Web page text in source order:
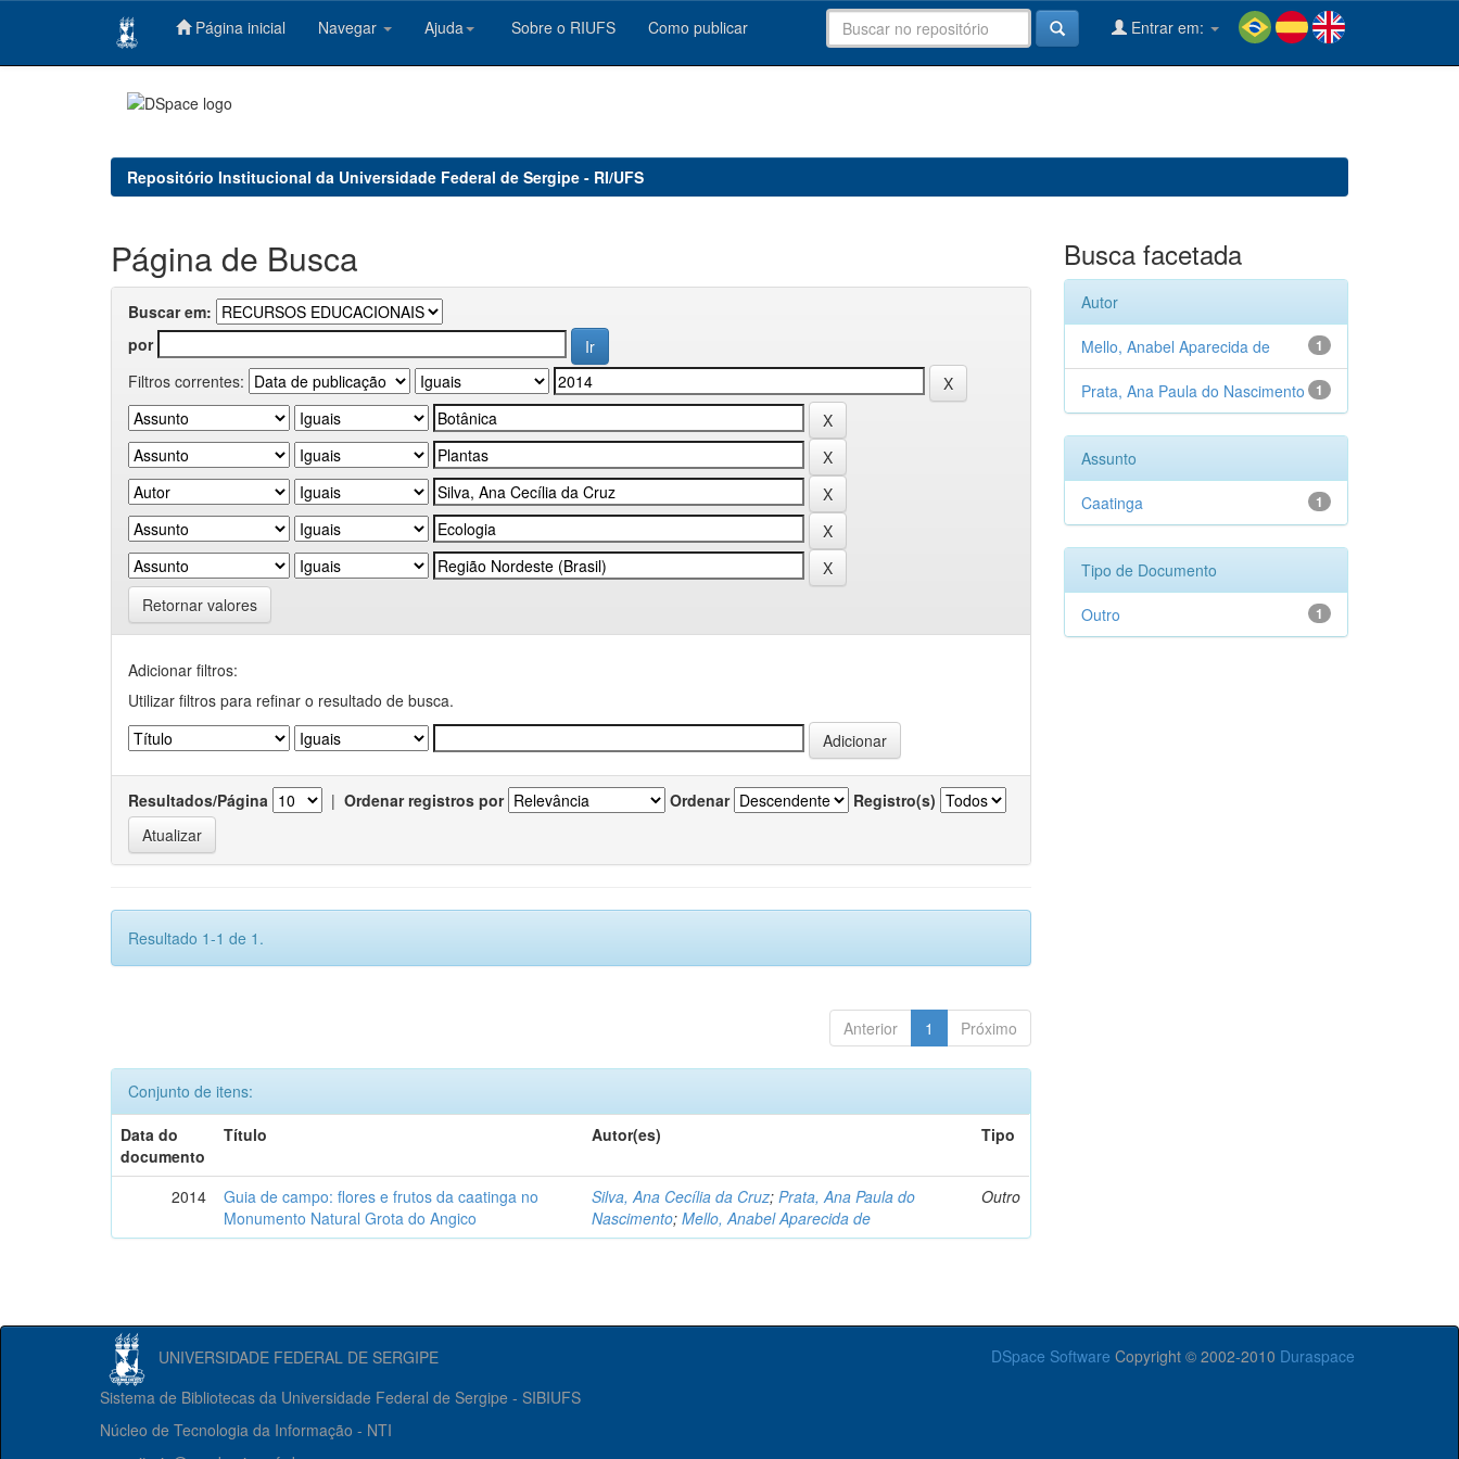
Página inicial Navegar Ajuda Sobre o RIUFS Como publicar Entrar em:
Repositório Institucional da Universidade Federal de Sergipe - RI/UFS
Página de Busca
Buscar em:
por
Filtros correntes:
Retornar valores
Adicionar filtros:
Utilizar filtros para refinar o resultado de busca.
Resultados/Página | Ordenar registros por Ordenar Registro(s)
Resultado 1-1 de 1.
Anterior 1 Próximo
Conjunto de itens:
Data do
documento
Título Autor(es) Tipo
2014
Guia de campo: flores e frutos da caatinga no
Monumento Natural Grota do Angico
Silva, Ana Cecília da Cruz;Prata, Ana Paula do
Nascimento;Mello, Anabel Aparecida de
Outro
Busca facetada
Autor
1
Mello, Anabel Aparecida de
1
Prata, Ana Paula do Nascimento
Assunto
1
Caatinga
Tipo de Documento
1
Outro
UNIVERSIDADE FEDERAL DE SERGIPE DSpace Software Copyright © 2002-2010 Duraspace
Sistema de Bibliotecas da Universidade Federal de Sergipe - SIBIUFS
Núcleo de Tecnologia da Informação - NTI